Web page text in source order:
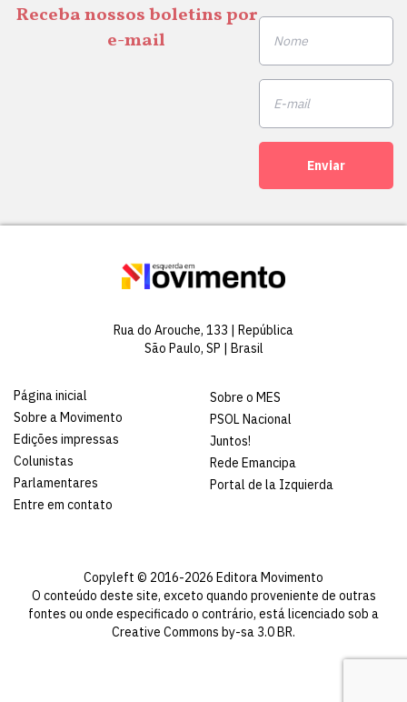
Receba nossos boletins por
e-mail
Enviar
Rua do Arouche, 133 | República
São Paulo, SP | Brasil
Página inicial
Sobre a Movimento
Edições impressas
Colunistas
Parlamentares
Entre em contato
Sobre o MES
PSOL Nacional
Juntos!
Rede Emancipa
Portal de la Izquierda
Copyleft © 2016-2026 Editora Movimento
O conteúdo deste site, exceto quando proveniente de outras
fontes ou onde especificado o contrário, está licenciado sob a
Creative Commons by-sa 3.0 BR.